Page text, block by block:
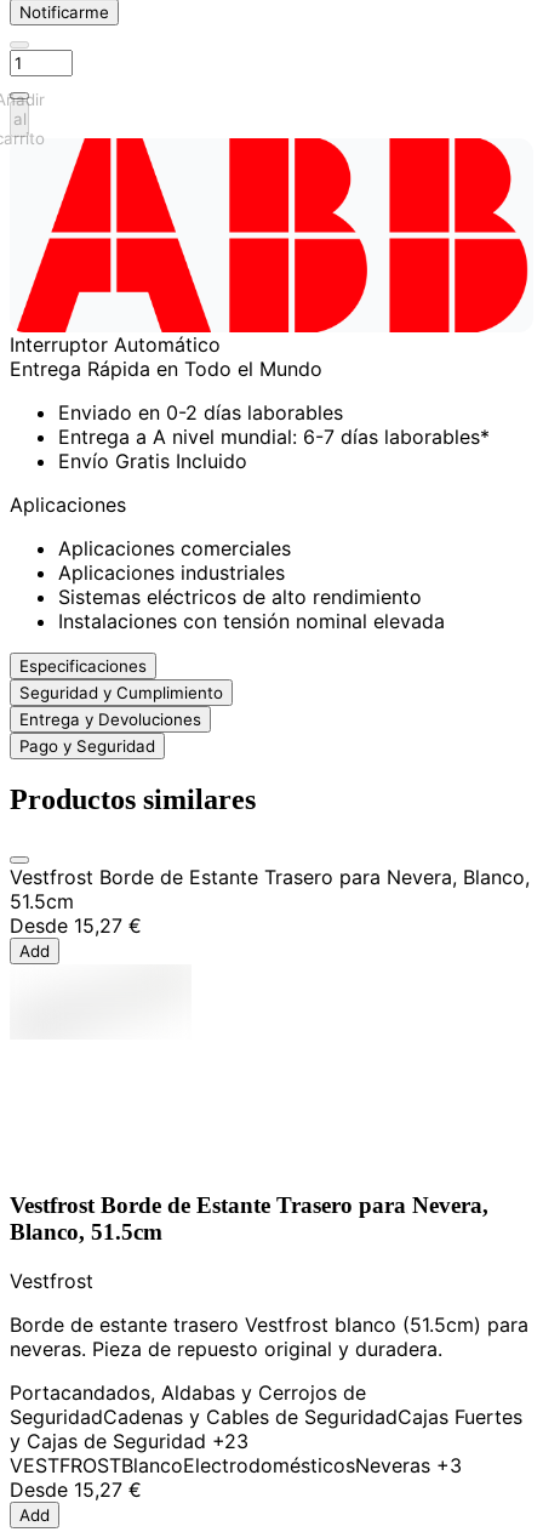
Notificarme
al
Interruptor Automático
Entrega Rápida en Todo el Mundo
Enviado en 0-2 días laborables
Entrega a A nivel mundial: 6-7 días laborables*
Envío Gratis Incluido
Aplicaciones
Aplicaciones comerciales
Aplicaciones industriales
Sistemas eléctricos de alto rendimiento
Instalaciones con tensión nominal elevada
Especificaciones
Seguridad y Cumplimiento
Entrega y Devoluciones
Pago y Seguridad
Productos similares
Vestfrost Borde de Estante Trasero para Nevera, Blanco,
51.5cm
Desde 15,27 €
Add
Vestfrost Borde de Estante Trasero para Nevera,
Blanco, 51.5cm
Vestfrost
Borde de estante trasero Vestfrost blanco (51.5cm) para
neveras. Pieza de repuesto original y duradera.
Portacandados, Aldabas y Cerrojos de
SeguridadCadenas y Cables de SeguridadCajas Fuertes
y Cajas de Seguridad +23
VESTFROSTBlancoElectrodomésticosNeveras +3
Desde 15,27 €
Add